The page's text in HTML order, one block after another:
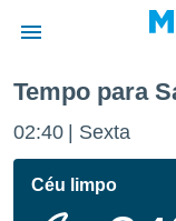
da
foi
Tempo para
02:40 Sexta
Céu limpo